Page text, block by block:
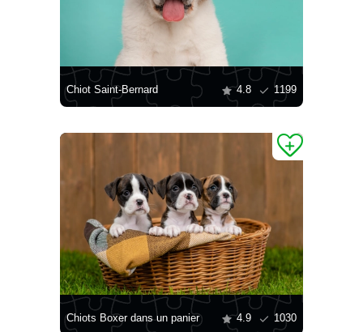
Chiot Saint-Bernard 4.8 1199
Chiots Boxer dans un panier 4.9 1030